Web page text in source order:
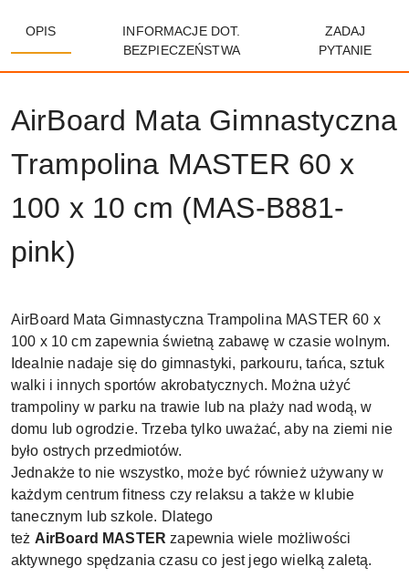
OPIS
INFORMACJE DOT.
BEZPIECZEŃSTWA
ZADAJ
PYTANIE
AirBoard Mata Gimnastyczna
Trampolina MASTER 60 x
100 x 10 cm (MAS-B881-
pink)
AirBoard Mata Gimnastyczna Trampolina MASTER 60 x
100 x 10 cm zapewnia świetną zabawę w czasie wolnym.
Idealnie nadaje się do gimnastyki, parkouru, tańca, sztuk
walki i innych sportów akrobatycznych. Można użyć
trampoliny w parku na trawie lub na plaży nad wodą, w
domu lub ogrodzie. Trzeba tylko uważać, aby na ziemi nie
było ostrych przedmiotów.
Jednakże to nie wszystko, może być również używany w
każdym centrum fitness czy relaksu a także w klubie
tanecznym lub szkole. Dlatego
też AirBoard MASTERzapewnia wiele możliwości
aktywnego spędzania czasu co jest jego wielką zaletą.